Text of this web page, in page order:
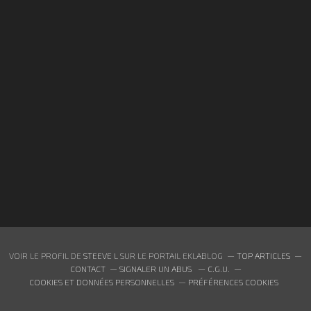
VOIR LE PROFIL DE STEEVE L SUR LE PORTAIL EKLABLOG
TOP ARTICLES
CONTACT
SIGNALER UN ABUS
C.G.U.
COOKIES ET DONNÉES PERSONNELLES
PRÉFÉRENCES COOKIES